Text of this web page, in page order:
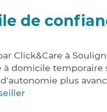
de
Click&Care à
domicile
plus